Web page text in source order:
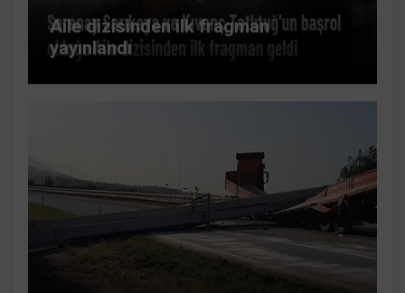
Aile dizisinden ilk fragman
yayınlandı